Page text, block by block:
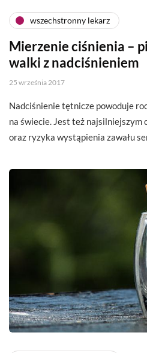
wszechstronny lekarz
Mierzenie ciśnienia –
walki z nadciśnieniem
25 września 2017
Nadciśnienie tętnicze powoduje
na świecie. Jest też najsilniejszym
oraz ryzyka wystąpienia zawału